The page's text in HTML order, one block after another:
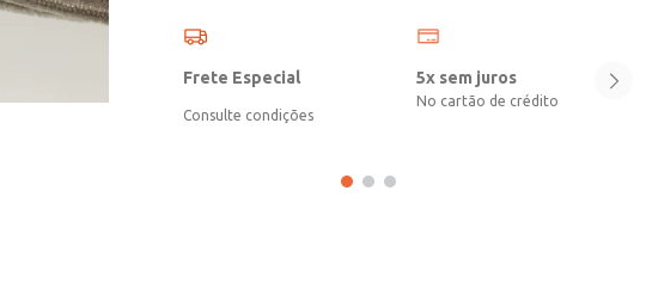
Frete Especial
Consulte condições
5x sem juros
No cartão de crédito